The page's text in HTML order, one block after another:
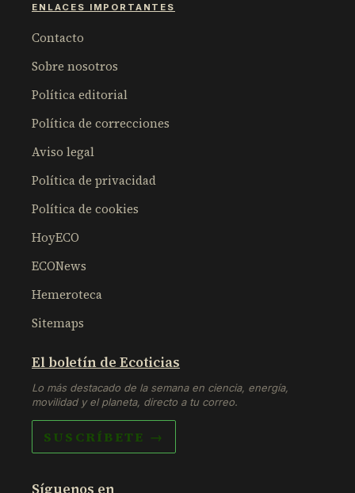
ENLACES IMPORTANTES
Contacto
Sobre nosotros
Política editorial
Política de correcciones
Aviso legal
Política de privacidad
Política de cookies
HoyECO
ECONews
Hemeroteca
Sitemaps
El boletín de Ecoticias
Lo más destacado de la semana en ciencia, energía,
movilidad y el planeta, directo a tu correo.
SUSCRÍBETE →